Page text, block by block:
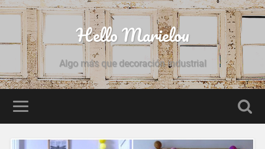
Hello Marielou
Algo más que decoración industrial